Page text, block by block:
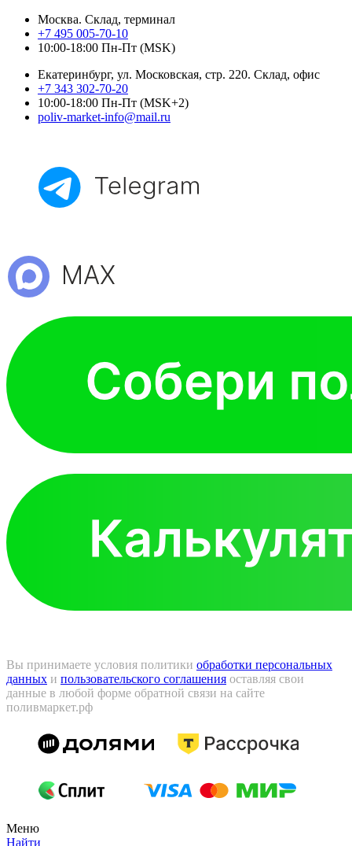
Москва. Склад, терминал
+7 495 005-70-10
10:00-18:00 Пн-Пт (MSK)
Екатеринбург, ул. Московская, стр. 220. Склад, офис
+7 343 302-70-20
10:00-18:00 Пн-Пт (MSK+2)
poliv-market-info@mail.ru
Вы принимаете условия политики обработки персональных
данных и пользовательского соглашения оставляя свои
данные в любой форме обратной связи на сайте
поливмаркет.рф
Меню
Найти